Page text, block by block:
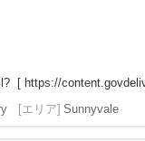
[ https://
[エリア] Sunnyvale